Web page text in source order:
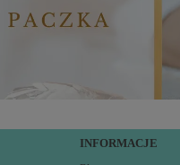
INFORMACJE